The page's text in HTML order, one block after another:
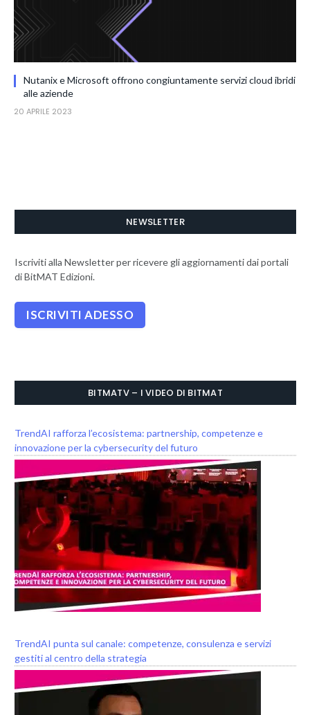
Nutanix e Microsoft offrono congiuntamente servizi cloud ibridi
alle aziende
20 APRILE 2023
NEWSLETTER
Iscriviti alla Newsletter per ricevere gli aggiornamenti dai portali
di BitMAT Edizioni.
BITMATV – I VIDEO DI BITMAT
TrendAI rafforza l’ecosistema: partnership, competenze e
innovazione per la cybersecurity del futuro
TrendAI punta sul canale: competenze, consulenza e servizi
gestiti al centro della strategia